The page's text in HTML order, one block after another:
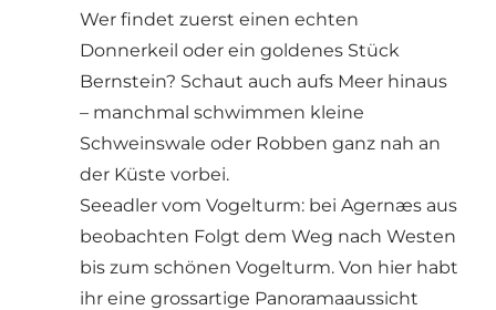
Wer findet zuerst einen echten
Donnerkeil oder ein goldenes Stück
Bernstein? Schaut auch aufs Meer hinaus
– manchmal schwimmen kleine
Schweinswale oder Robben ganz nah an
der Küste vorbei.
Seeadler vom Vogelturm: bei Agernæs aus
beobachten Folgt dem Weg nach Westen
bis zum schönen Vogelturm. Von hier habt
ihr eine grossartige Panoramaaussicht